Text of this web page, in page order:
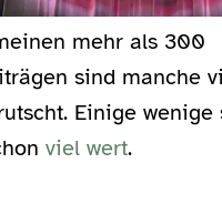
mehr als 300
sind manche
Einige
viel wert.